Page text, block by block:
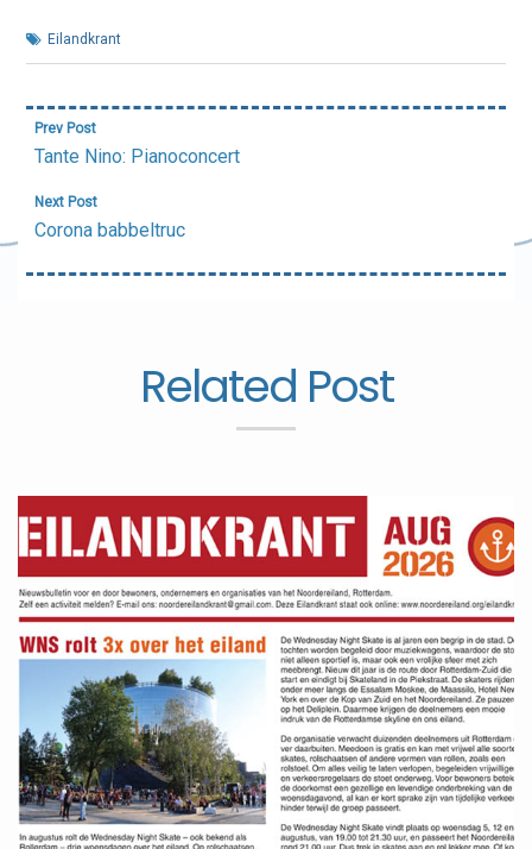
Eilandkrant
Bericht
navigatie
Prev Post
Tante Nino: Pianoconcert
Next Post
Corona babbeltruc
Related Post